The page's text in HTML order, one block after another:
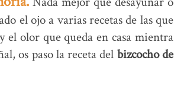
el ojo a varias recetas de las que
el olor que queda en casa mientra
os paso la receta del bizcocho de